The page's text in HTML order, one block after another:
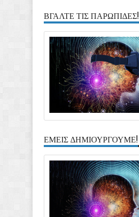
ΒΓΑΛΤΕ ΤΙΣ ΠΑΡΩΠΙΔΕΣ!
ΕΜΕΙΣ ΔΗΜΙΟΥΡΓΟΥΜΕ!